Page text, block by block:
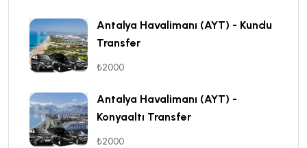
Antalya Havalimanı (AYT) - Kundu
Transfer
₺2000
Antalya Havalimanı (AYT) -
Konyaaltı Transfer
₺2000